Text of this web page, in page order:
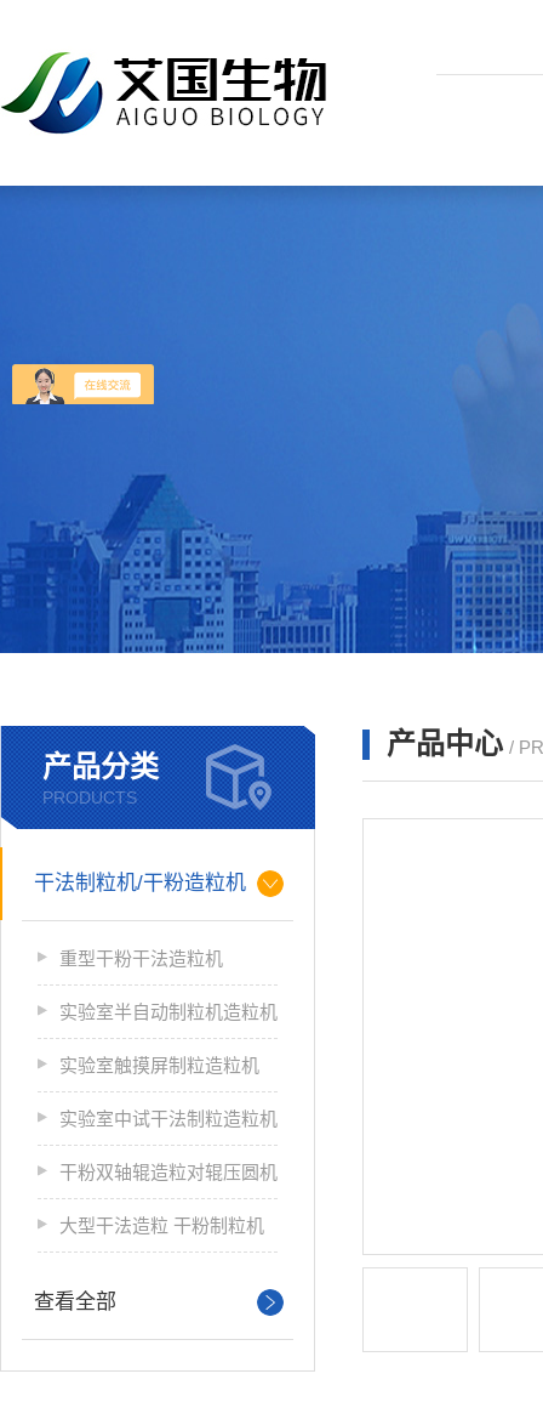
产品分类
PRODUCTS
干法制粒机/干粉造粒机
重型干粉干法造粒机
实验室半自动制粒机造粒机
实验室触摸屏制粒造粒机
实验室中试干法制粒造粒机
干粉双轴辊造粒对辊压圆机
大型干法造粒 干粉制粒机
查看全部
产品中心 /